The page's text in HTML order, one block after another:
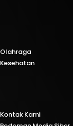
Olahraga
Kesehatan
Kontak Kami